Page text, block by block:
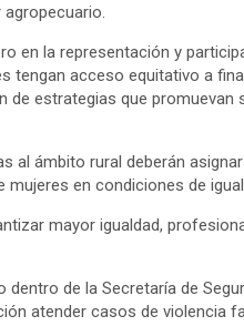
en la representación y
tengan acceso equitativo a
de estrategias que promuevan
al ámbito rural deberán
en condiciones de
mayor igualdad,
de la Secretaría de
atender casos de violencia